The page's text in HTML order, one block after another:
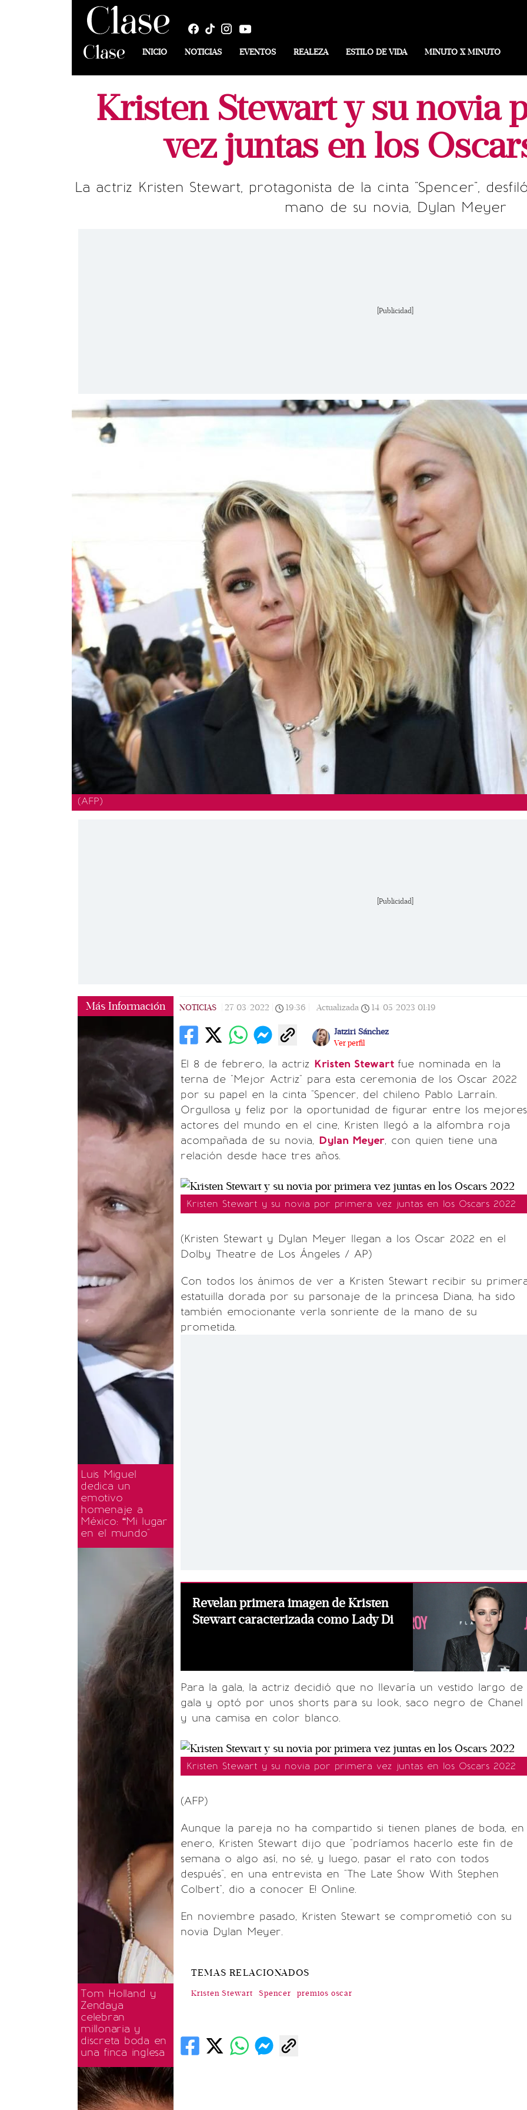
INICIO NOTICIAS EVENTOS REALEZA ESTILO DE VIDA MINUTO X MINUTO
Kristen Stewart y su novia
vez juntas en los
La actriz Kristen Stewart, protagonista de la cinta "Spencer",
mano de su novia, Dylan Meyer
[Publicidad]
(AFP)
[Publicidad]
Más Información
Luis Miguel
dedica un
emotivo
homenaje a
México: “Mi lugar
en el mundo"
Tom Holland y
Zendaya
celebran
millonaria y
discreta boda en
una finca inglesa
NOTICIAS 27/03/2022 19:36 Actualizada 14/05/2023 01:19
Jatziri Sánchez
Ver perfil
El 8 de febrero, la actriz Kristen Stewart fue nominada en la
terna de "Mejor Actriz" para esta ceremonia de los Oscar 2022
por su papel en la cinta "Spencer, del chileno Pablo Larraín.
Orgullosa y feliz por la oportunidad de figurar entre los mejores
actores del mundo en el cine, Kristen llegó a la alfombra roja
acompañada de su novia, Dylan Meyer, con quien tiene una
relación desde hace tres años.
Kristen Stewart y su novia por primera vez juntas en los Oscars 2022
(Kristen Stewart y Dylan Meyer llegan a los Oscar 2022 en el
Dolby Theatre de Los Ángeles / AP)
Con todos los ánimos de ver a Kristen Stewart recibir su
estatuilla dorada por su parsonaje de la princesa Diana, ha sido
también emocionante verla sonriente de la mano de su
prometida.
Revelan primera imagen de Kristen
Stewart caracterizada como Lady Di
Para la gala, la actriz decidió que no llevaría un vestido largo de
gala y optó por unos shorts para su look, saco negro de Chanel
y una camisa en color blanco.
Kristen Stewart y su novia por primera vez juntas en los Oscars 2022
(AFP)
Aunque la pareja no ha compartido si tienen planes de boda, en
enero, Kristen Stewart dijo que "podríamos hacerlo este fin de
semana o algo así, no sé, y luego, pasar el rato con todos
después", en una entrevista en "The Late Show With Stephen
Colbert", dio a conocer E! Online.
En noviembre pasado, Kristen Stewart se comprometió con su
novia Dylan Meyer.
TEMAS RELACIONADOS
Kristen Stewart Spencer premios oscar